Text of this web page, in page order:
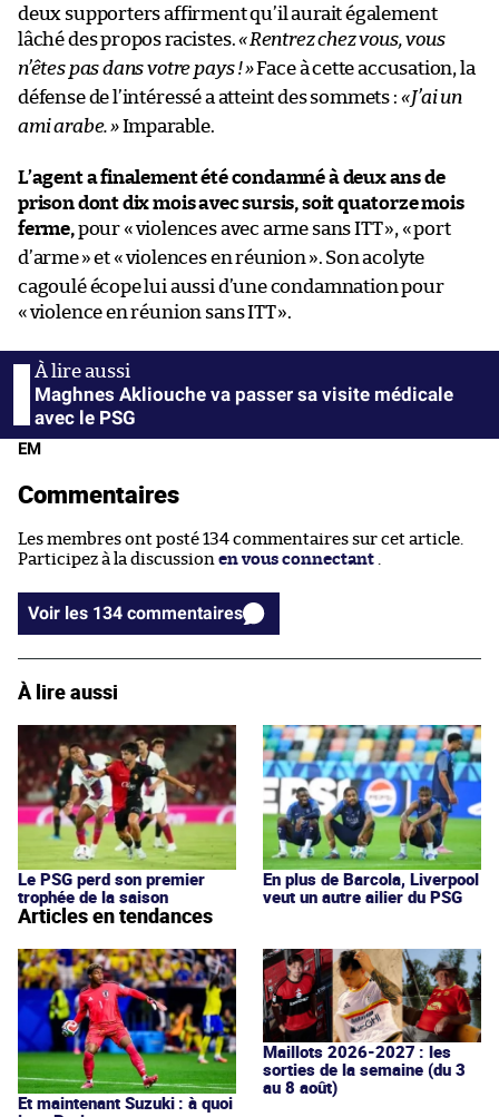
deux supporters affirment qu’il aurait également
lâché des propos racistes.«Rentrez chez vous, vous
n’êtes pas dans votre pays !»Face à cette accusation, la
défense de l’intéressé a atteint des sommets : «J’ai un
ami arabe.»Imparable.
L’agent a finalement été condamné à deux ans de
prison dont dix mois avec sursis, soit quatorze mois
ferme,pour «violences avec arme sans ITT», «port
d’arme» et «violences en réunion ». Son acolyte
cagoulé écope lui aussi d’une condamnation pour
«violence en réunion sans ITT».
Maghnes Akliouche va passer sa visite médicale
avec le PSG
EM
Commentaires
Les membres ont posté 134 commentaires sur cet article.
Participez à la discussion en vous connectant
Voir les 134 commentaires
À lire aussi
Le PSG perd son premier
trophée de la saison
En plus de Barcola, Liverpool
veut un autre ailier du PSG
Articles en tendances
Et maintenant Suzuki : à quoi
Maillots 2026-2027 : les
sorties de la semaine (du 3
au 8 août)